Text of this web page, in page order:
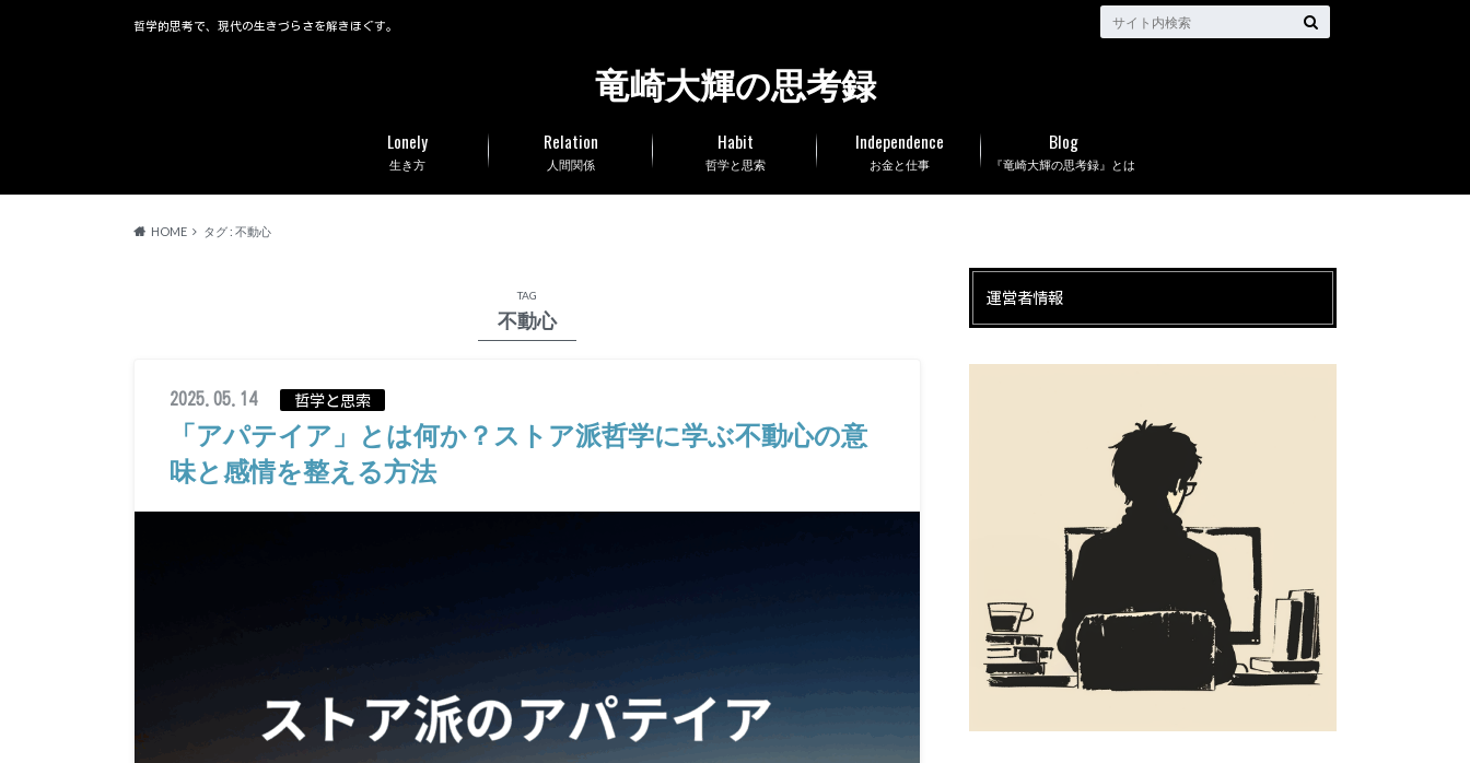
竜崎大輝の思考録
哲学的思考で、現代の生きづらさを解きほぐす。
生き方
Lonely
人間関係
Relation
哲学と思索
Habit
お金と仕事
Independence
『竜崎大輝の思考録』とは
Blog
HOME タグ : 不動心
TAG
不動心
2025.05.14 哲学と思索
「アパテイア」とは何か？ストア派哲学に学ぶ不動心の意
味と感情を整える方法
運営者情報